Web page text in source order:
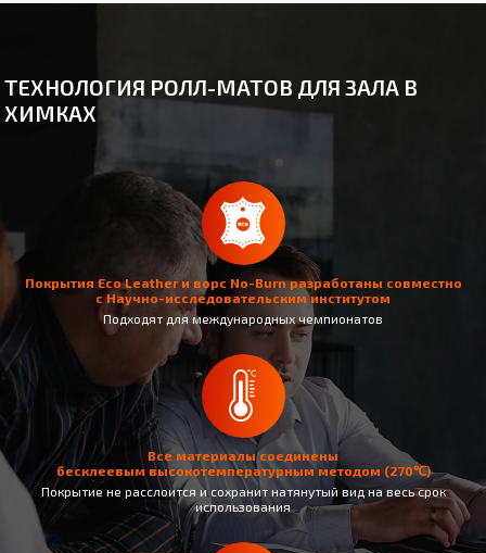
ТЕХНОЛОГИЯ РОЛЛ-МАТОВ ДЛЯ ЗАЛА В
ХИМКАХ
Покрытия Eco Leather и ворс No-Burn разработаны совместно
с Научно-исследовательским институтом
Подходят для международных чемпионатов
Все материалы соединены
бесклеевым высокотемпературным методом (270℃)
Покрытие не раcслоится и сохранит натянутый вид на весь срок
использования